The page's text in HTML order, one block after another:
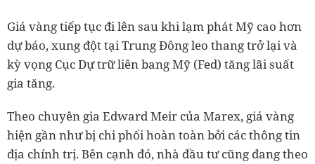
Giá vàng tiếp tục đi lên sau khi lạm phát Mỹ cao hơn
dự báo, xung đột tại Trung Đông leo thang trở lại và
kỳ vọng Cục Dự trữ liên bang Mỹ (Fed) tăng lãi suất
gia tăng.
Theo chuyên gia Edward Meir của Marex, giá vàng
hiện gần như bị chi phối hoàn toàn bởi các thông tin
địa chính trị. Bên cạnh đó, nhà đầu tư cũng đang theo